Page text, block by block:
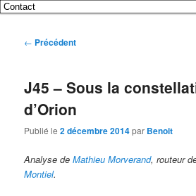
Menu
Aller
au
principal
Aller
au
secondaire
Navigation
← Précédent
J45 – Sous la
d’Orion
Publié le2 décembre 2014par Benoit
Analyse deMathieu Morverand, routeur
Montiel.